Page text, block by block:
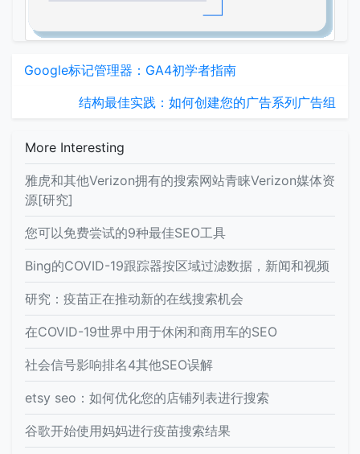
Google标记管理器：GA4初学者指南
结构最佳实践：如何创建您的广告系列广告组
More Interesting
雅虎和其他Verizon拥有的搜索网站青睐Verizon媒体资
源[研究]
您可以免费尝试的9种最佳SEO工具
Bing的COVID-19跟踪器按区域过滤数据，新闻和视频
研究：疫苗正在推动新的在线搜索机会
在COVID-19世界中用于休闲和商用车的SEO
社会信号影响排名4其他SEO误解
etsy seo：如何优化您的店铺列表进行搜索
谷歌开始使用妈妈进行疫苗搜索结果